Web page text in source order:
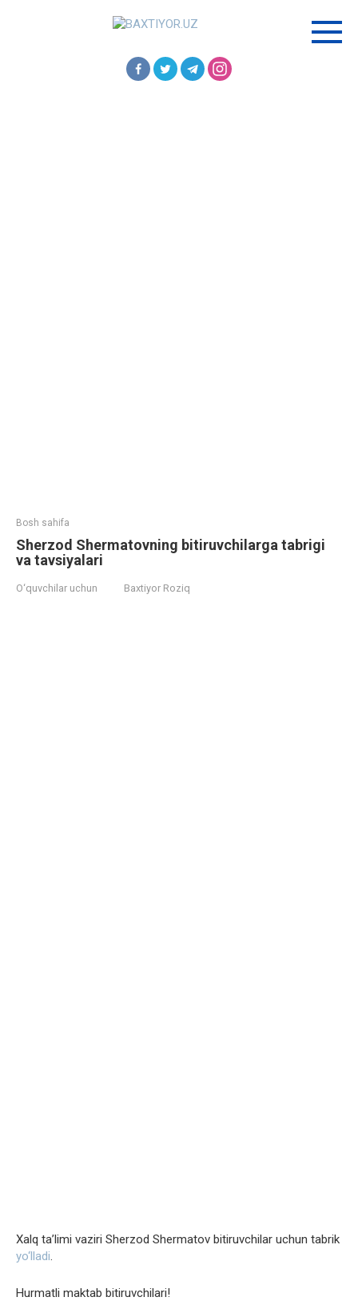
Bosh sahifa
Sherzod Shermatovning bitiruvchilarga tabrigi
va tavsiyalari
O‘quvchilar uchun Baxtiyor Roziq
Xalq ta’limi vaziri Sherzod Shermatov bitiruvchilar uchun tabrik
yo‘lladi
Hurmatli maktab bitiruvchilari!